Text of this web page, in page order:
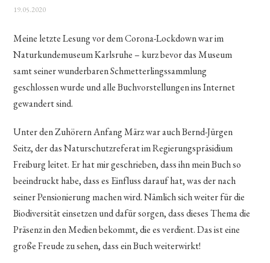
19.05.2020
Meine letzte Lesung vor dem Corona-Lockdown war im
Naturkundemuseum Karlsruhe – kurz bevor das Museum
samt seiner wunderbaren Schmetterlingssammlung
geschlossen wurde und alle Buchvorstellungen ins Internet
gewandert sind.
Unter den Zuhörern Anfang März war auch Bernd-Jürgen
Seitz, der das Naturschutzreferat im Regierungspräsidium
Freiburg leitet. Er hat mir geschrieben, dass ihn mein Buch so
beeindruckt habe, dass es Einfluss darauf hat, was der nach
seiner Pensionierung machen wird. Nämlich sich weiter für die
Biodiversität einsetzen und dafür sorgen, dass dieses Thema die
Präsenz in den Medien bekommt, die es verdient. Das ist eine
große Freude zu sehen, dass ein Buch weiterwirkt!